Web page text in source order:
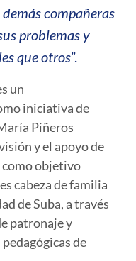
compañeras
problemas y
que otros”.
un
iniciativa de
Piñeros
y el apoyo de
como objetivo
cabeza de familia
de Suba, a través
patronaje y
de